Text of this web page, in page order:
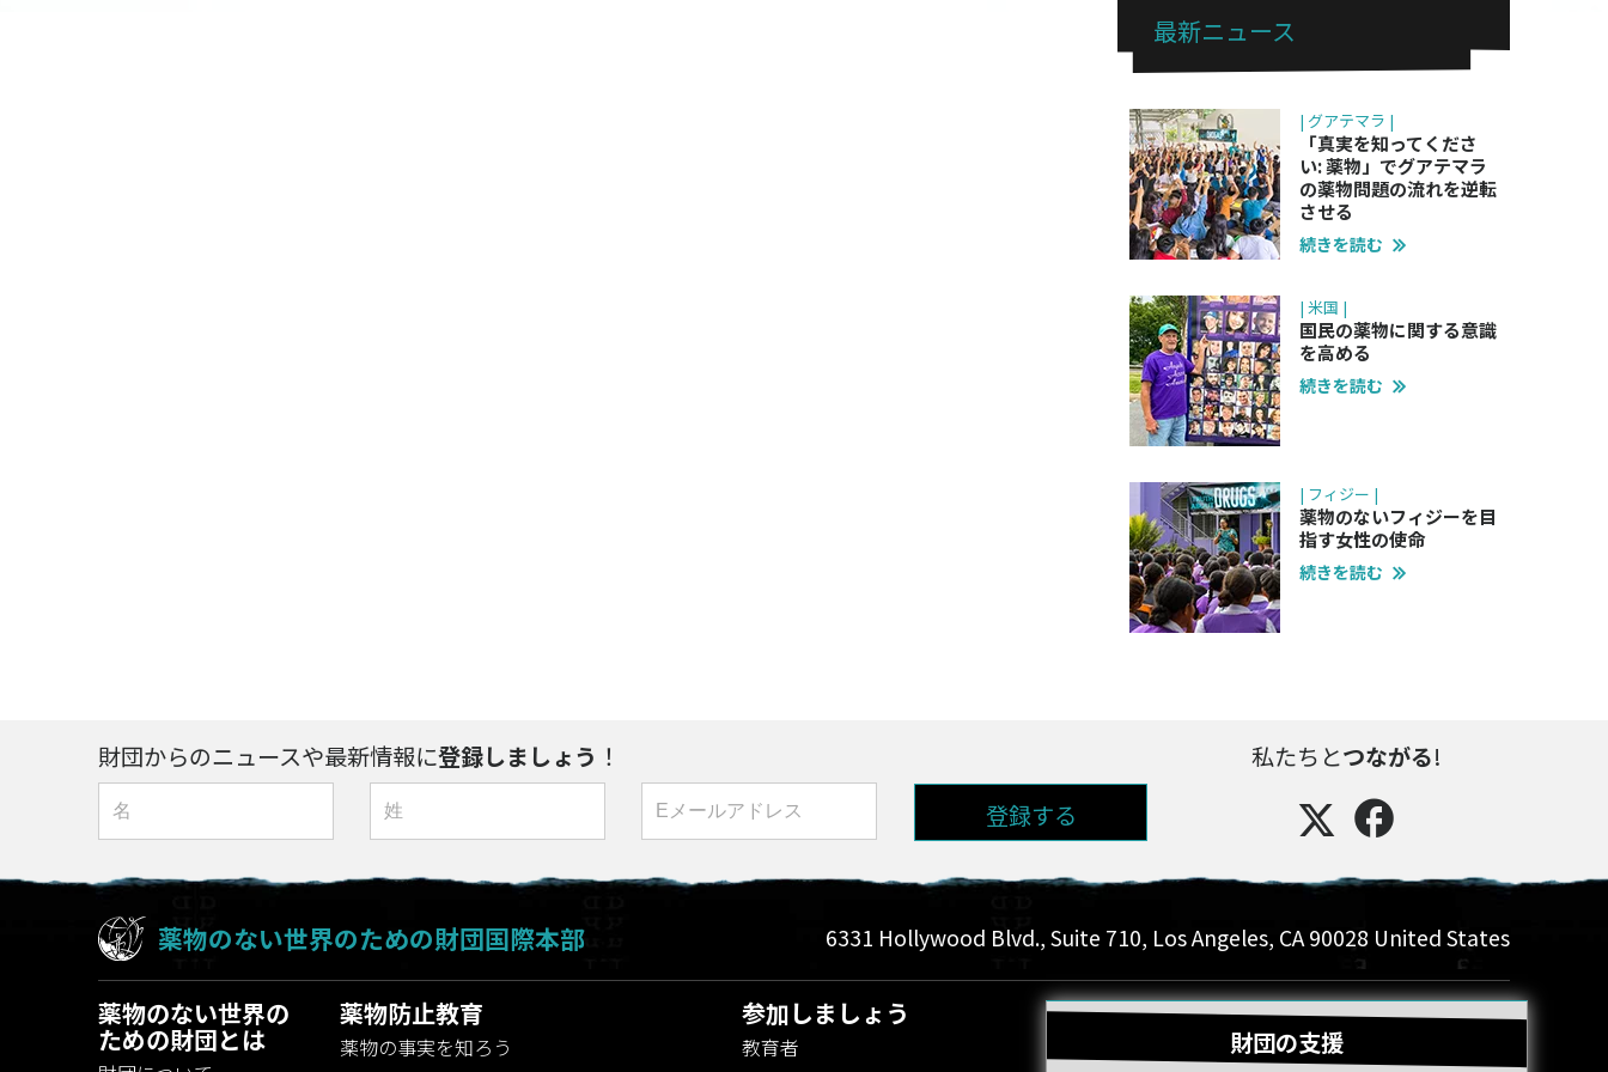
最新ニュース
| グアテマラ |
「真実を知ってくださ
い: 薬物」でグアテマラ
の薬物問題の流れを逆転
させる
続きを読む
| 米国 |
国民の薬物に関する意識
を高める
続きを読む
| フィジー |
薬物のないフィジーを目
指す女性の使命
続きを読む
財団からのニュースや最新情報に登録しましょう ！
登録する
私たちとつながる!
薬物のない世界のための財団国際本部 6331 Hollywood Blvd., Suite 710, Los Angeles, CA 90028 United States
薬物のない世界の
ための財団とは
薬物防止教育
薬物の事実を知ろう
参加しましょう
教育者
財団の支援